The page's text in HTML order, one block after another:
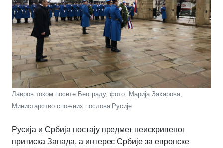
Лавров током посете Београду, фото: Марија Захарова,
Министарство споњних послова Русије
Русија и Србија постају предмет неискривеног
притиска Запада, а интерес Србије за европске